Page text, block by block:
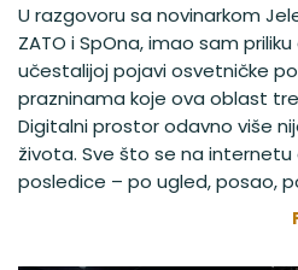
U razgovoru sa novinarkom
ZATO i SpOna, imao sam
učestalijoj pojavi osvetničke
prazninama koje ova oblast
Digitalni prostor odavno više
života. Sve što se na
posledice – po ugled, posao,